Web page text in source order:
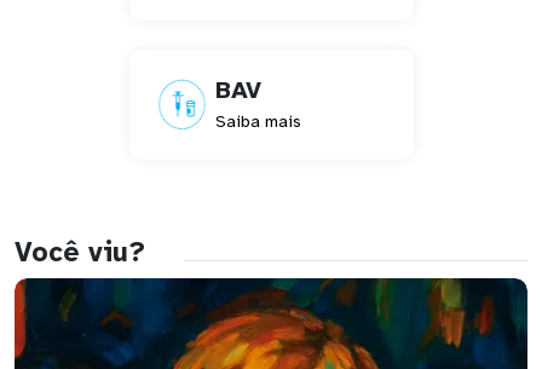
BAV
Saiba mais
Você viu?